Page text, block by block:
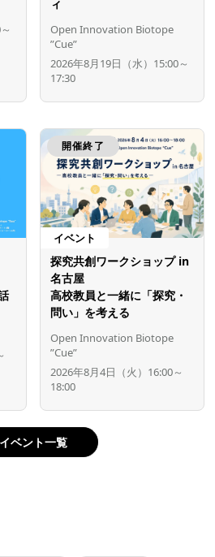
ィ
Open Innovation Biotope
”Cue”
2026年8月19日（水）15:00～
17:30
開催終了
イベント
探究共創ワークショップ in
名古屋
高校教員と一緒に「探究・
問い」を考える
Open Innovation Biotope
”Cue”
2026年8月4日（火）16:00～
18:00
イベント一覧